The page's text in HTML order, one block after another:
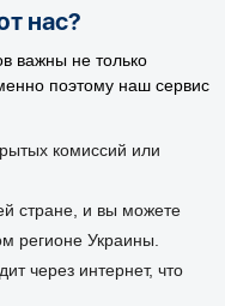
нас?
важны не только
поэтому наш сервис
комиссий или
стране, и вы можете
регионе Украины.
через интернет, что